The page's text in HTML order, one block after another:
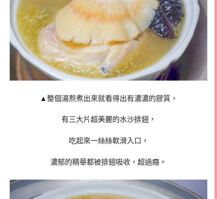
▲整個湯熬煮出來就看得出有濃濃的膠質，
有三大片超美麗的水沙排翅，
吃起來一絲絲軟滑入口，
濃郁的精華都被排翅吸收，超過癮。